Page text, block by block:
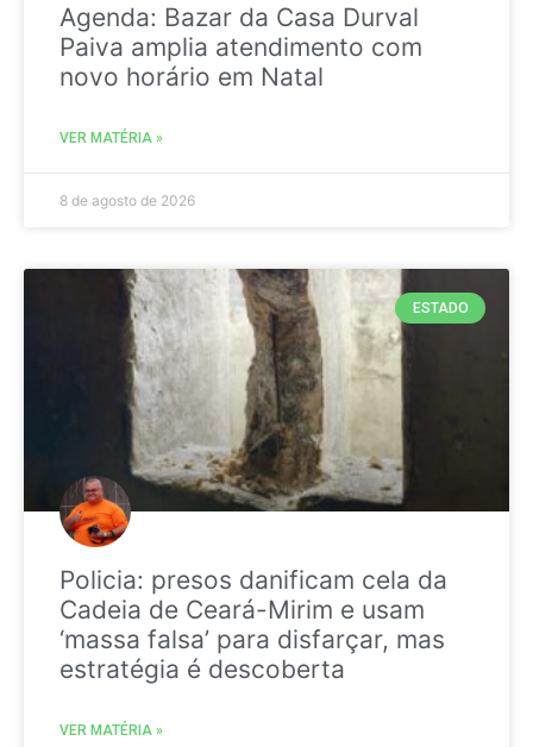
Agenda: Bazar da Casa Durval
Paiva amplia atendimento com
novo horário em Natal
VER MATÉRIA »
8 de agosto de 2026
ESTADO
Policia: presos danificam cela da
Cadeia de Ceará-Mirim e usam
‘massa falsa’ para disfarçar, mas
estratégia é descoberta
VER MATÉRIA »